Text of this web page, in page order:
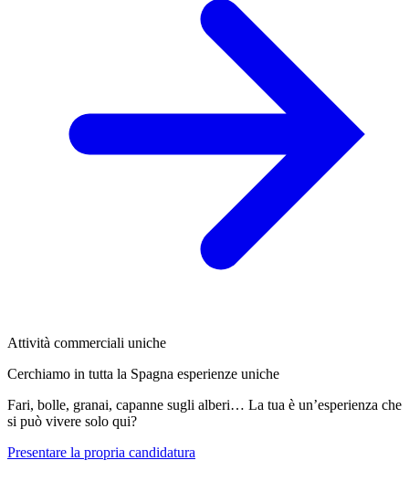
Attività commerciali uniche
Cerchiamo in tutta la Spagna esperienze uniche
Fari, bolle, granai, capanne sugli alberi… La tua è un’esperienza che
si può vivere solo qui?
Presentare la propria candidatura